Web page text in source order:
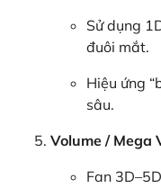
Sử dụng
đuôi mắt.
Hiệu ứng
sâu.
Volume / Mega
Fan